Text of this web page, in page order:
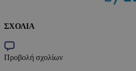
ΣΧΟΛΙΑ
Προβολή σχολίων